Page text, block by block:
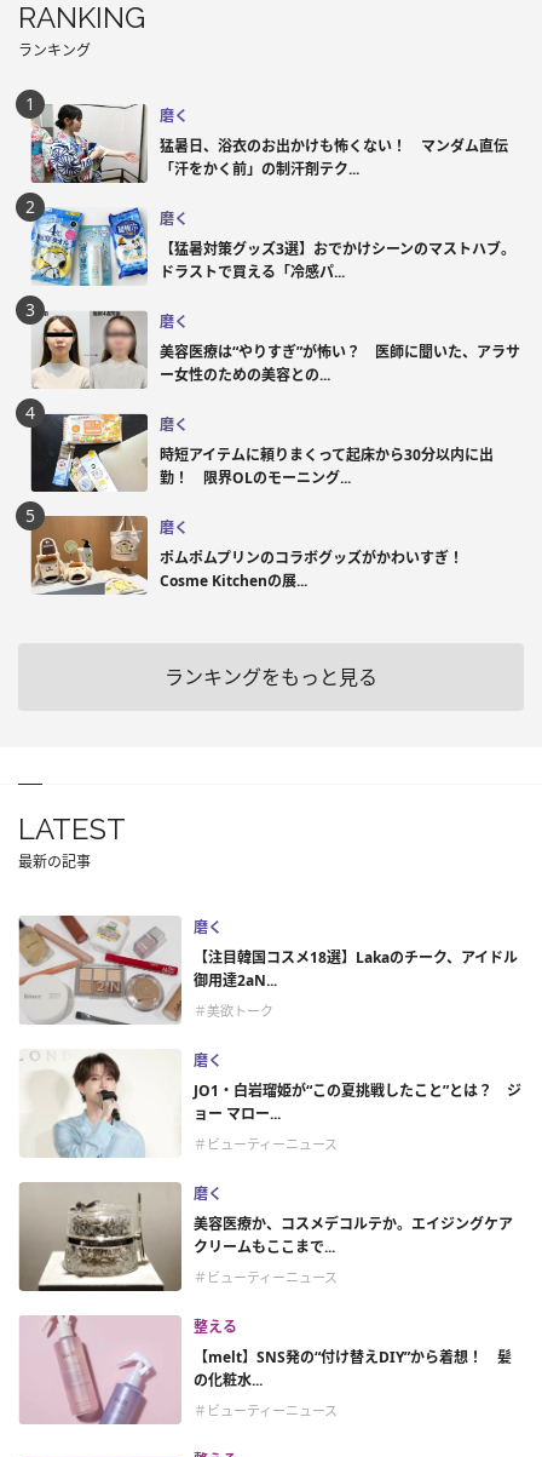
RANKING
ランキング
磨く
猛暑日、浴衣のお出かけも怖くない！ マンダム直伝
「汗をかく前」の制汗剤テク...
磨く
【猛暑対策グッズ3選】おでかけシーンのマストハブ。
ドラストで買える「冷感パ...
磨く
美容医療は“やりすぎ”が怖い？ 医師に聞いた、アラサ
ー女性のための美容との...
磨く
時短アイテムに頼りまくって起床から30分以内に出
勤！ 限界OLのモーニング...
磨く
ポムポムプリンのコラボグッズがかわいすぎ！
Cosme Kitchenの展...
ランキングをもっと見る
LATEST
最新の記事
磨く
【注目韓国コスメ18選】Lakaのチーク、アイドル
御用達2aN...
＃美欲トーク
磨く
JO1・白岩瑠姫が“この夏挑戦したこと”とは？ ジ
ョー マロー...
＃ビューティーニュース
磨く
美容医療か、コスメデコルテか。エイジングケア
クリームもここまで...
＃ビューティーニュース
整える
【melt】SNS発の“付け替えDIY”から着想！ 髪
の化粧水...
＃ビューティーニュース